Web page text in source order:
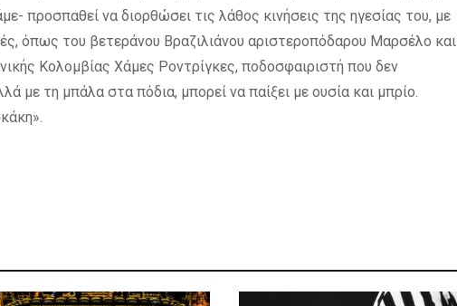
προσπαθεί να διορθώσει τις λάθος κινήσεις της ηγεσίας του, με
όπως του βετεράνου Βραζιλιάνου αριστεροπόδαρου Μαρσέλο και
Κολομβίας Χάμες Ροντρίγκες, ποδοσφαιριστή που δεν
με τη μπάλα στα πόδια, μπορεί να παίξει με ουσία και μπρίο.